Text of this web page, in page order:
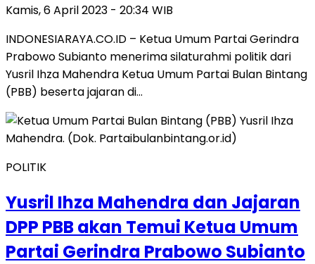
Kamis, 6 April 2023 - 20:34 WIB
INDONESIARAYA.CO.ID – Ketua Umum Partai Gerindra
Prabowo Subianto menerima silaturahmi politik dari
Yusril Ihza Mahendra Ketua Umum Partai Bulan Bintang
(PBB) beserta jajaran di…
POLITIK
Yusril Ihza Mahendra dan Jajaran
DPP PBB akan Temui Ketua Umum
Partai Gerindra Prabowo Subianto